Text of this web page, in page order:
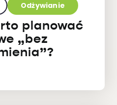
Odżywianie
planować
„bez